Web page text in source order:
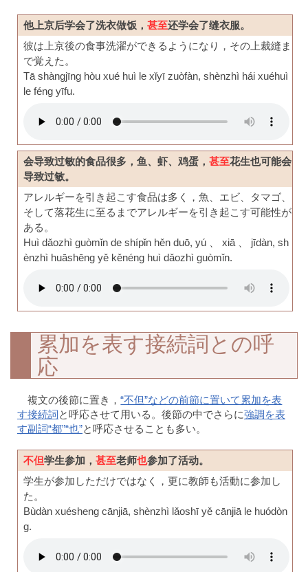
他上京后学会了洗衣做饭， 甚至还学会了缝衣服。
彼は上京後の食事洗濯ができるようになり，その上裁縫ま
で覚えた。
Tā shàngjīng hòu xué huì le xǐyī zuòfàn, shènzhì hái xuéhuì
le féng yīfu.
会导致过敏的食品很多，鱼、虾、鸡蛋， 甚至花生也可能会
导致过敏。
アレルギーを引き起こす食品は多く，魚、エビ、タマゴ、
そして落花生に至るまでアレルギーを引き起こす可能性が
ある。
Huì dǎozhì guòmǐn de shípǐn hěn duō, yú 、 xiā 、 jīdàn, sh
ènzhì huāshēng yě kěnéng huì dǎozhì guòmǐn.
累加を表す接続詞との呼
応
複文の後節に置き，“不但”などの前節に置いて累加を表
す接続詞と呼応させて用いる。後節の中でさらに強調を表
す副詞“都”“也”と呼応させることも多い。
不但学生参加， 甚至老师也参加了活动。
学生が参加しただけではなく，更に教師も活動に参加し
た。
Bùdàn xuésheng cānjiā, shènzhì lǎoshī yě cānjiā le huódòn
g.